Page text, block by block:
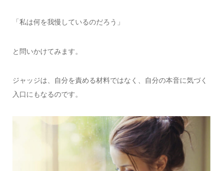
「私は何を我慢しているのだろう」
と問いかけてみます。
ジャッジは、自分を責める材料ではなく、自分の本音に気づく
入口にもなるのです。